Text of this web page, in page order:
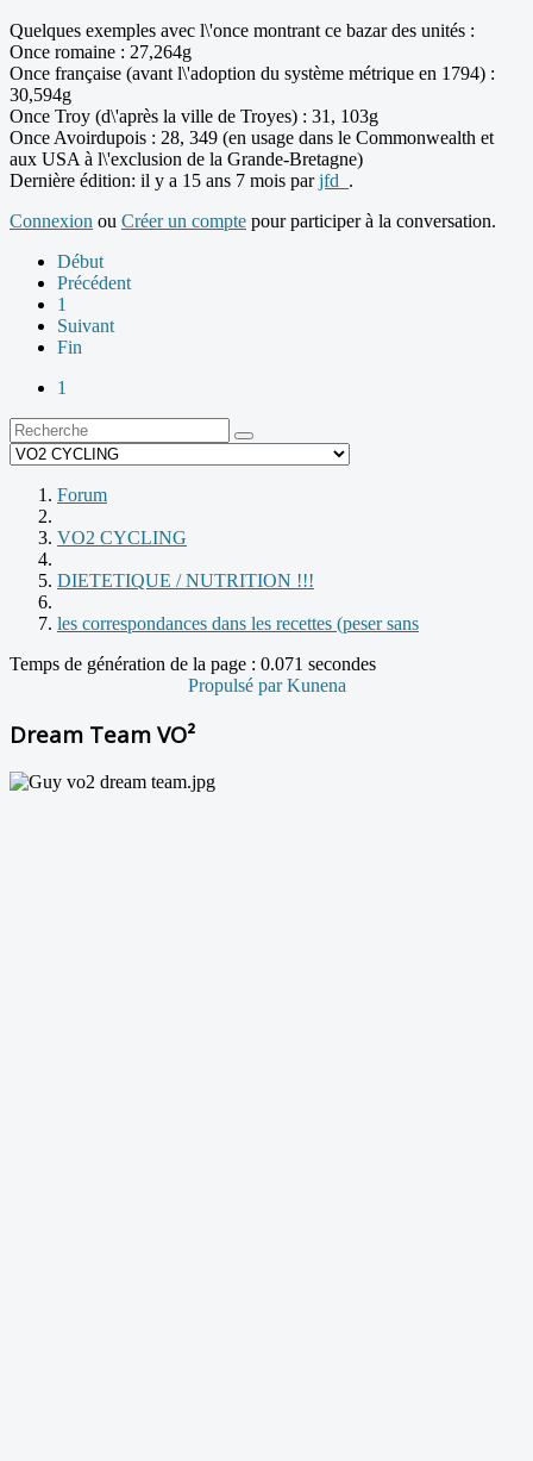
Quelques exemples avec l\'once montrant ce bazar des unités :
Once romaine : 27,264g
Once française (avant l\'adoption du système métrique en 1794) :
30,594g
Once Troy (d\'après la ville de Troyes) : 31, 103g
Once Avoirdupois : 28, 349 (en usage dans le Commonwealth et
aux USA à l\'exclusion de la Grande-Bretagne)
Dernière édition: il y a 15 ans 7 mois parjfd_ .
Connexion ou Créer un compte pour participer à la conversation.
Début
Précédent
1
Suivant
Fin
1
Forum
VO2 CYCLING
DIETETIQUE / NUTRITION !!!
les correspondances dans les recettes (peser sans
Temps de génération de la page : 0.071 secondes
Propulsé parKunena
Dream Team VO²